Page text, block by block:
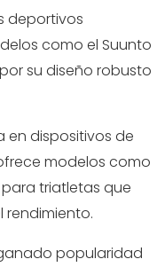
deportivos
como el Suunto
su diseño robusto
en dispositivos de
modelos como
para triatletas que
rendimiento.
popularidad